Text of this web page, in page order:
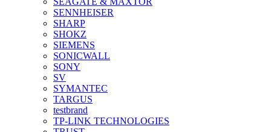
SENNHEISER
SHARP
SHOKZ
SIEMENS
SONICWALL
SONY
SV
SYMANTEC
TARGUS
testbrand
TP-LINK TECHNOLOGIES